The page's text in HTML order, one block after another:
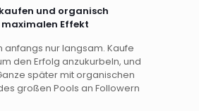
und organisch
Effekt
anfangs nur langsam. Kaufe
den Erfolg anzukurbeln, und
später mit organischen
großen Pools an Followern